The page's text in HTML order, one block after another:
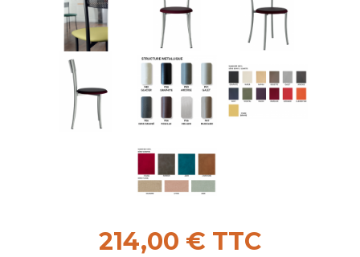
214,00 € TTC